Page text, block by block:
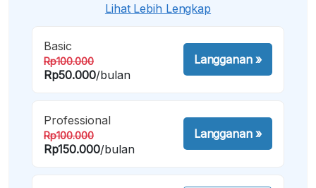
Lihat Lebih Lengkap
Basic
Rp100.000
Rp50.000/bulan
Langganan»
Professional
Rp100.000
Rp150.000/bulan
Langganan»